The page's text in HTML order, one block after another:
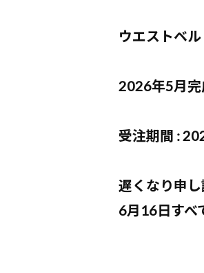
ウエストベ
2026年5月
受注期間 :
遅くなり申し
6月16日すべ